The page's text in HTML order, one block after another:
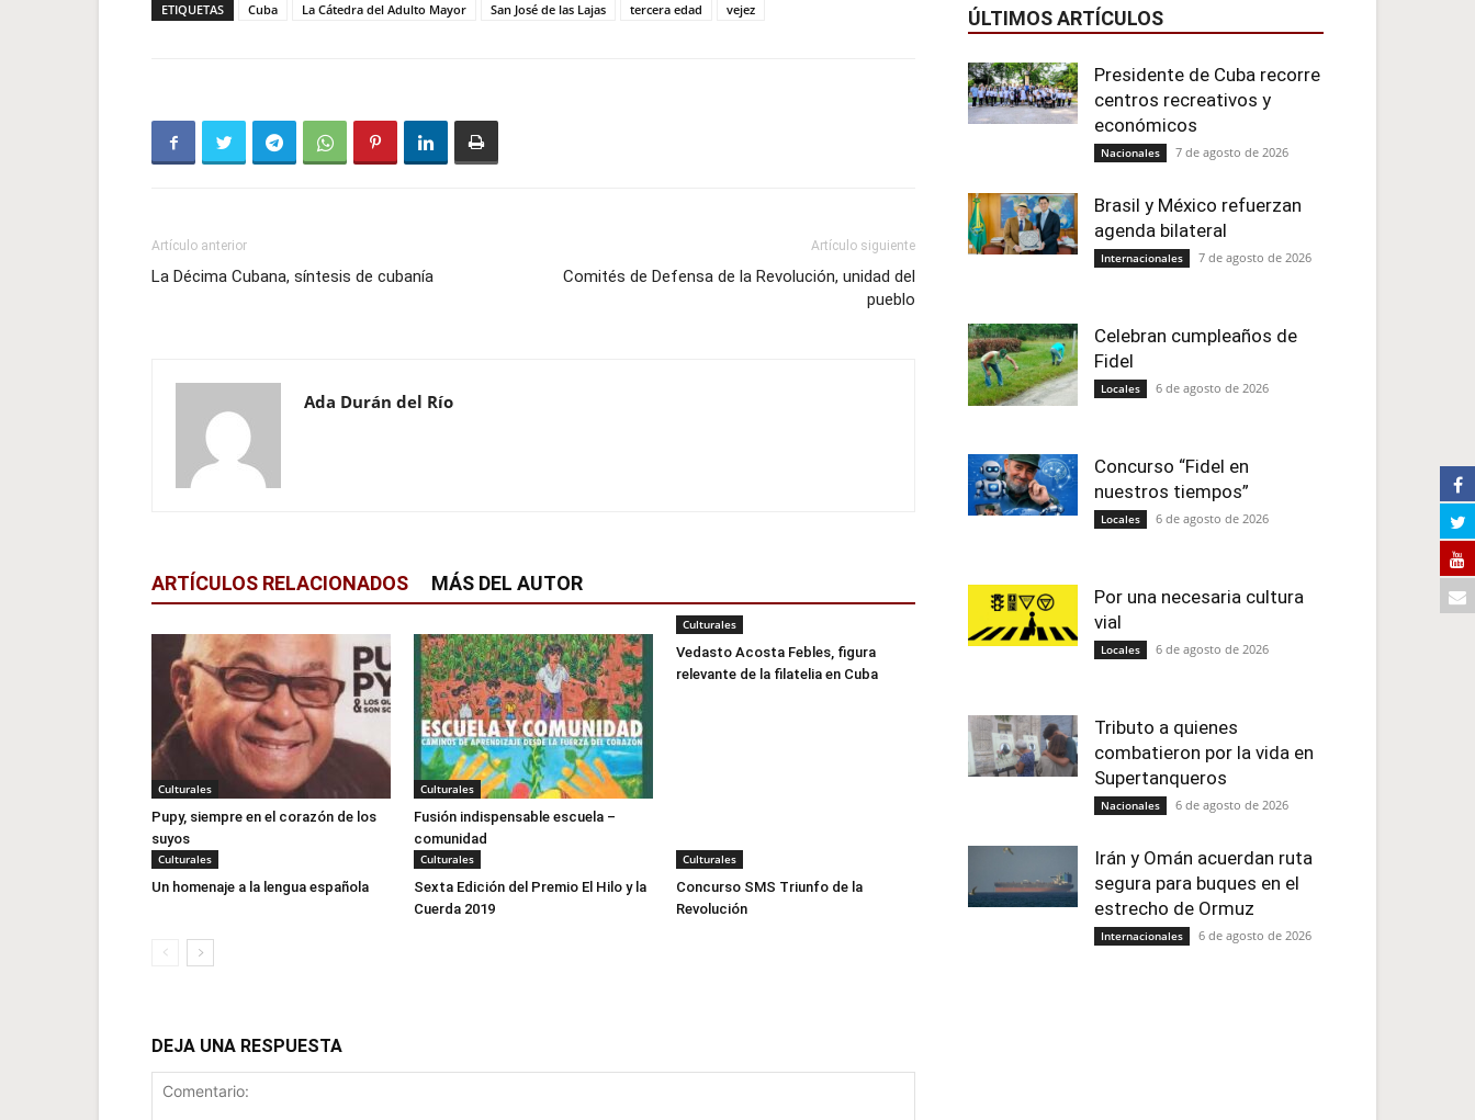
ETIQUETAS Cuba La Cátedra del Adulto Mayor San José de las Lajas tercera edad vejez
Artículo anterior
La Décima Cubana, síntesis de cubanía
Artículo siguiente
Comités de Defensa de la Revolución, unidad del
pueblo
Ada Durán del Río
ARTÍCULOS RELACIONADOS MÁS DEL AUTOR
Culturales
Pupy, siempre en el corazón de los
suyos
Culturales
Fusión indispensable escuela –
comunidad
Culturales
Vedasto Acosta Febles, figura
relevante de la filatelia en Cuba
Culturales
Un homenaje a la lengua española
Culturales
Sexta Edición del Premio El Hilo y la
Cuerda 2019
Culturales
Concurso SMS Triunfo de la
Revolución
DEJA UNA RESPUESTA
ÚLTIMOS ARTÍCULOS
Presidente de Cuba recorre
centros recreativos y
económicos
Nacionales 7 de agosto de 2026
Brasil y México refuerzan
agenda bilateral
Internacionales 7 de agosto de 2026
Celebran cumpleaños de
Fidel
Locales 6 de agosto de 2026
Concurso “Fidel en
nuestros tiempos”
Locales 6 de agosto de 2026
Por una necesaria cultura
vial
Locales 6 de agosto de 2026
Tributo a quienes
combatieron por la vida en
Supertanqueros
Nacionales 6 de agosto de 2026
Irán y Omán acuerdan ruta
segura para buques en el
estrecho de Ormuz
Internacionales 6 de agosto de 2026